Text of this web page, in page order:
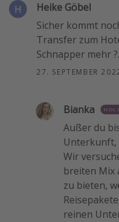
Heike Göbel
Sicher kommt
Transfer zum
Schnapper mehr ?.
27. SEPTEMBER
Bianka
Außer du
Unterkunft,
Wir
breiten Mix
zu bieten,
reinen